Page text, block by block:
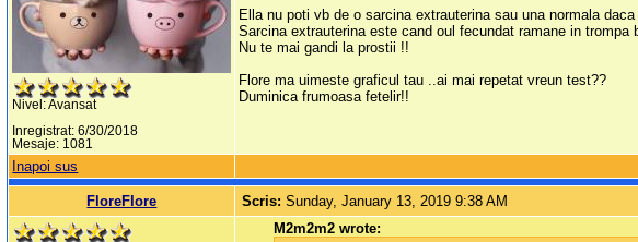
Nivel: Avansat
Inregistrat: 6/30/2018
Mesaje: 1081
Ella nu poti vb de o sarcina extrauterina sau una normala
Sarcina extrauterina este cand oul fecundat ramane in
Nu te mai gandi la prostii !!
Flore ma uimeste graficul tau ..ai mai repetat vreun test??
Duminica frumoasa fetelir!!
Inapoi sus
FloreFlore Scris:Sunday, January 13, 2019 9:38 AM
M2m2m2 wrote: